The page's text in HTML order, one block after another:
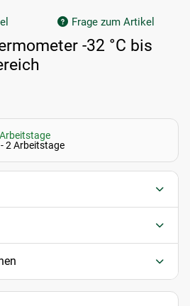
Frage zum Artikel
-32 °C bis
2 Arbeitstage